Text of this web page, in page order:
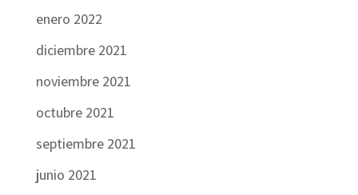
enero 2022
diciembre 2021
noviembre 2021
octubre 2021
septiembre 2021
junio 2021